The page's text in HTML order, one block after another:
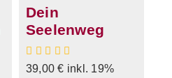
Dein
Seelenweg
39,00€ inkl. 19%